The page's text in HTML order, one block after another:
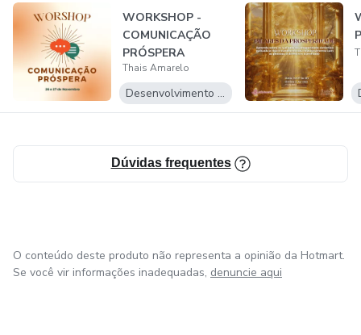
WORKSHOP -
COMUNICAÇÃO
PRÓSPERA
Thais Amarelo
Desenvolvimento Pessoal
Dúvidas frequentes
O conteúdo deste produto não representa a opinião da Hotmart.
Se você vir informações inadequadas, denuncie aqui